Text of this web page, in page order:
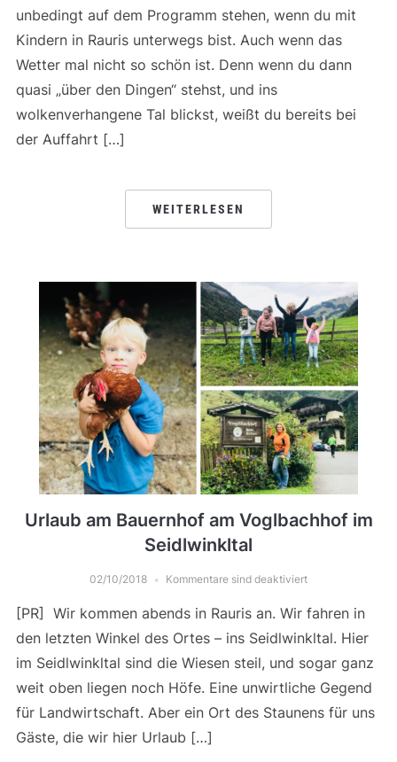
unbedingt auf dem Programm stehen, wenn du mit
Kindern in Rauris unterwegs bist. Auch wenn das
Wetter mal nicht so schön ist. Denn wenn du dann
quasi „über den Dingen“ stehst, und ins
wolkenverhangene Tal blickst, weißt du bereits bei
der Auffahrt […]
WEITERLESEN
Urlaub am Bauernhof am Voglbachhof im
Seidlwinkltal
02/10/2018 Kommentare sind deaktiviert
[PR] Wir kommen abends in Rauris an. Wir fahren in
den letzten Winkel des Ortes – ins Seidlwinkltal. Hier
im Seidlwinkltal sind die Wiesen steil, und sogar ganz
weit oben liegen noch Höfe. Eine unwirtliche Gegend
für Landwirtschaft. Aber ein Ort des Staunens für uns
Gäste, die wir hier Urlaub […]